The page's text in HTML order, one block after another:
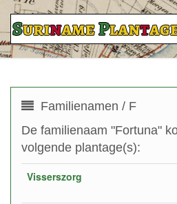
Familienamen / F
De familienaam "Fortuna"
volgende plantage(s):
Visserszorg